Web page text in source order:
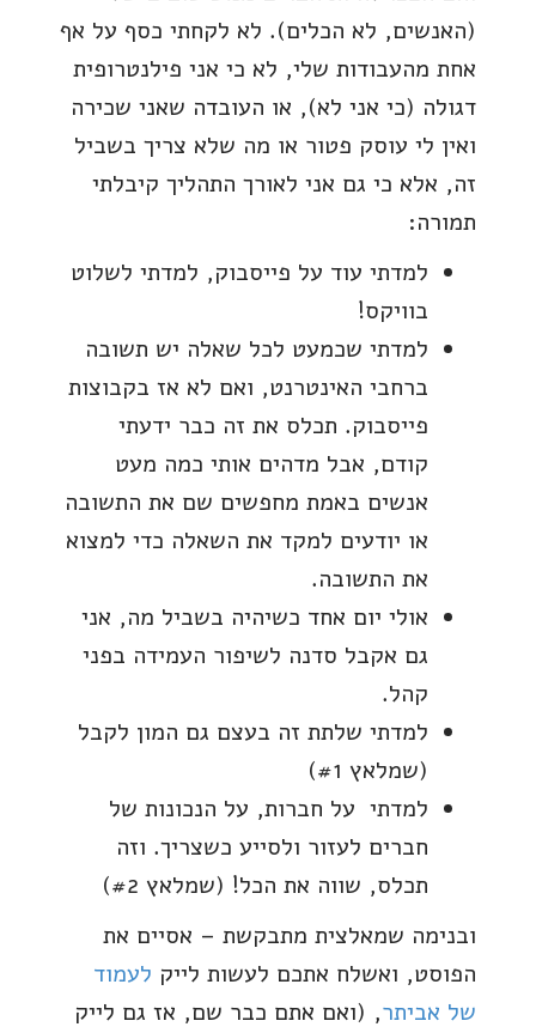
(האנשים, לא הכלים). לא לקחתי כסף על אף
אחת מהעבודות שלי, לא כי אני פילנטרופית
דגולה (כי אני לא), או העובדה שאני שכירה
ואין לי עוסק פטור או מה שלא צריך בשביל
זה, אלא כי גם אני לאורך התהליך קיבלתי
תמורה:
למדתי עוד על פייסבוק, למדתי לשלוט
בוויקס!
למדתי שכמעט לכל שאלה יש תשובה
ברחבי האינטרנט, ואם לא אז בקבוצות
פייסבוק. תכלס את זה כבר ידעתי
קודם, אבל מדהים אותי כמה מעט
אנשים באמת מחפשים שם את התשובה
או יודעים למקד את השאלה כדי למצוא
את התשובה.
אולי יום אחד כשיהיה בשביל מה, אני
גם אקבל סדנה לשיפור העמידה בפני
קהל.
למדתי שלתת זה בעצם גם המון לקבל
(שמלאץ #1)
למדתי על חברות, על הנכונות של
חברים לעזור ולסייע כשצריך. וזה
תכלס, שווה את הכל! (שמלאץ #2)
ובנימה שמאלצית מתבקשת – אסיים את
הפוסט, ואשלח אתכם לעשות לייק לעמוד
של אביתר, (ואם אתם כבר שם, אז גם לייק